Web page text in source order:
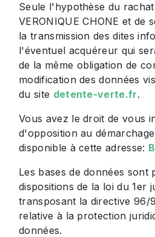
Seule l'hypothèse du
VERONIQUE CHONE et de
la transmission des dites
l'éventuel acquéreur qui
de la même obligation de
modification des données
du site detente-verte.fr.
Vous avez le droit de vous
d'opposition au
disponible à cette adresse:
Les bases de données sont
dispositions de la loi du 1er
transposant la directive 96/
relative à la protection
données.